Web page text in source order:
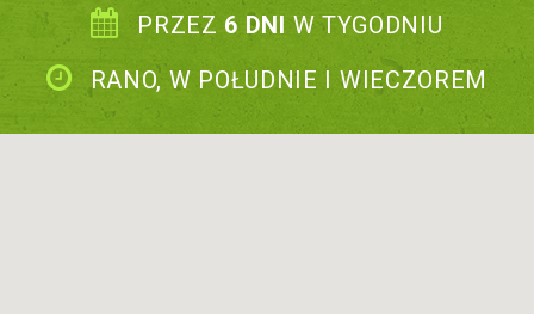
PRZEZ 6 DNI W TYGODNIU
RANO, W POŁUDNIE I WIECZOREM